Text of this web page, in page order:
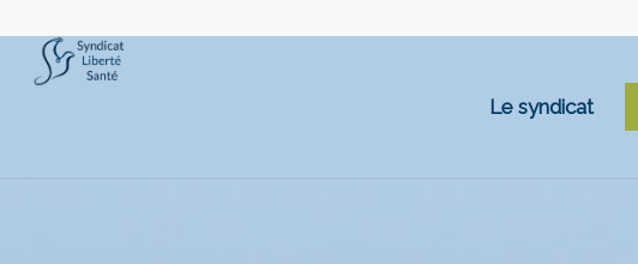
Le syndicat